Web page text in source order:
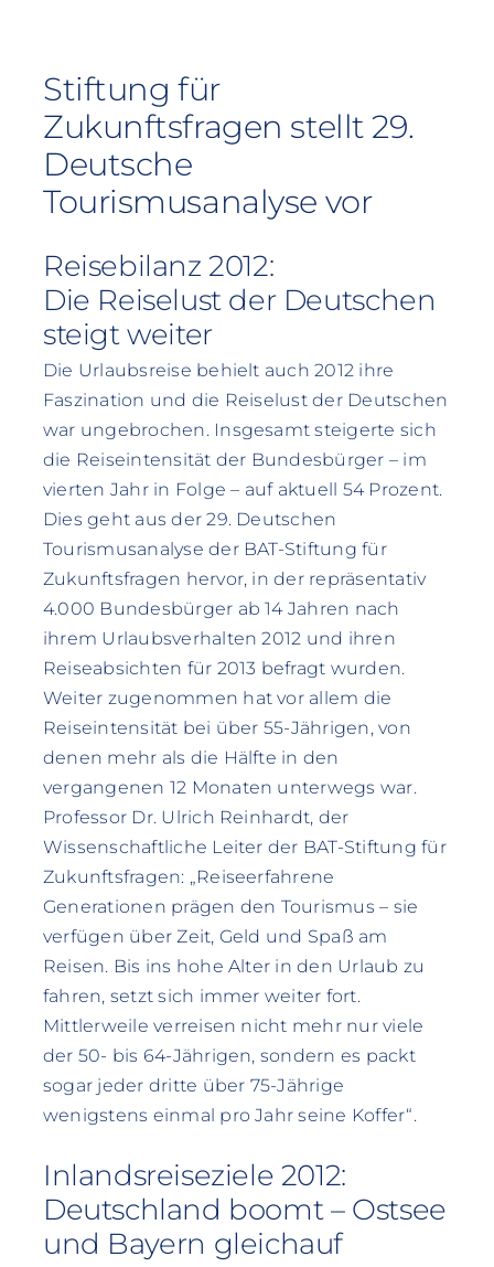
Stiftung für
Zukunftsfragen stellt 29.
Deutsche
Tourismusanalyse vor
Reisebilanz 2012:
Die Reiselust der Deutschen
steigt weiter
Die Urlaubsreise behielt auch 2012 ihre
Faszination und die Reiselust der Deutschen
war ungebrochen. Insgesamt steigerte sich
die Reiseintensität der Bundesbürger – im
vierten Jahr in Folge – auf aktuell 54 Prozent.
Dies geht aus der 29. Deutschen
Tourismusanalyse der BAT-Stiftung für
Zukunftsfragen hervor, in der repräsentativ
4.000 Bundesbürger ab 14 Jahren nach
ihrem Urlaubsverhalten 2012 und ihren
Reiseabsichten für 2013 befragt wurden.
Weiter zugenommen hat vor allem die
Reiseintensität bei über 55-Jährigen, von
denen mehr als die Hälfte in den
vergangenen 12 Monaten unterwegs war.
Professor Dr. Ulrich Reinhardt, der
Wissenschaftliche Leiter der BAT-Stiftung für
Zukunftsfragen: „Reiseerfahrene
Generationen prägen den Tourismus – sie
verfügen über Zeit, Geld und Spaß am
Reisen. Bis ins hohe Alter in den Urlaub zu
fahren, setzt sich immer weiter fort.
Mittlerweile verreisen nicht mehr nur viele
der 50- bis 64-Jährigen, sondern es packt
sogar jeder dritte über 75-Jährige
wenigstens einmal pro Jahr seine Koffer“.
Inlandsreiseziele 2012:
Deutschland boomt – Ostsee
und Bayern gleichauf